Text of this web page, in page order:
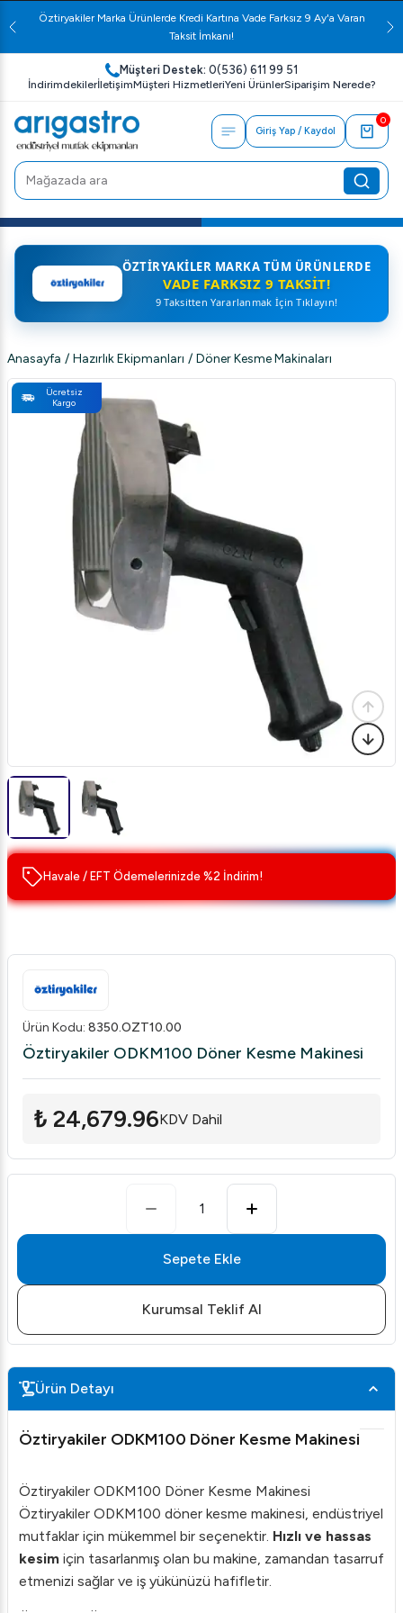
Öztiryakiler Marka Ürünlerde Kredi Kartına Vade Farksız 9 Ay'a Varan
Taksit İmkanı!
Müşteri Destek: 0(536) 611 99 51
İndirimdekilerİletişimMüşteri HizmetleriYeni ÜrünlerSiparişim Nerede?
Giriş Yap / Kaydol
0
ÖZTIRYAKILER MARKA TÜM ÜRÜNLERDE
VADE FARKSIZ 9 TAKSIT!
9 Taksitten Yararlanmak İçin Tıklayın!
Anasayfa / Hazırlık Ekipmanları / Döner Kesme Makinaları
Ücretsiz
Kargo
Havale / EFT Ödemelerinizde %2 İndirim!
Ürün Kodu: 8350.OZT10.00
Öztiryakiler ODKM100 Döner Kesme Makinesi
₺ 24,679.96KDV Dahil
1
Sepete Ekle
Kurumsal Teklif Al
Ürün Detayı
Öztiryakiler ODKM100 Döner Kesme Makinesi
Öztiryakiler ODKM100 Döner Kesme Makinesi
Öztiryakiler ODKM100 döner kesme makinesi, endüstriyel
mutfaklar için mükemmel bir seçenektir. Hızlı ve hassas
kesim için tasarlanmış olan bu makine, zamandan tasarruf
etmenizi sağlar ve iş yükünüzü hafifletir.